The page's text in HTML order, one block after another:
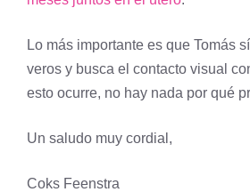
Lo más importante es que Tomás
veros y busca el contacto visual
esto ocurre, no hay nada por qué
Un saludo muy cordial,
Coks Feenstra